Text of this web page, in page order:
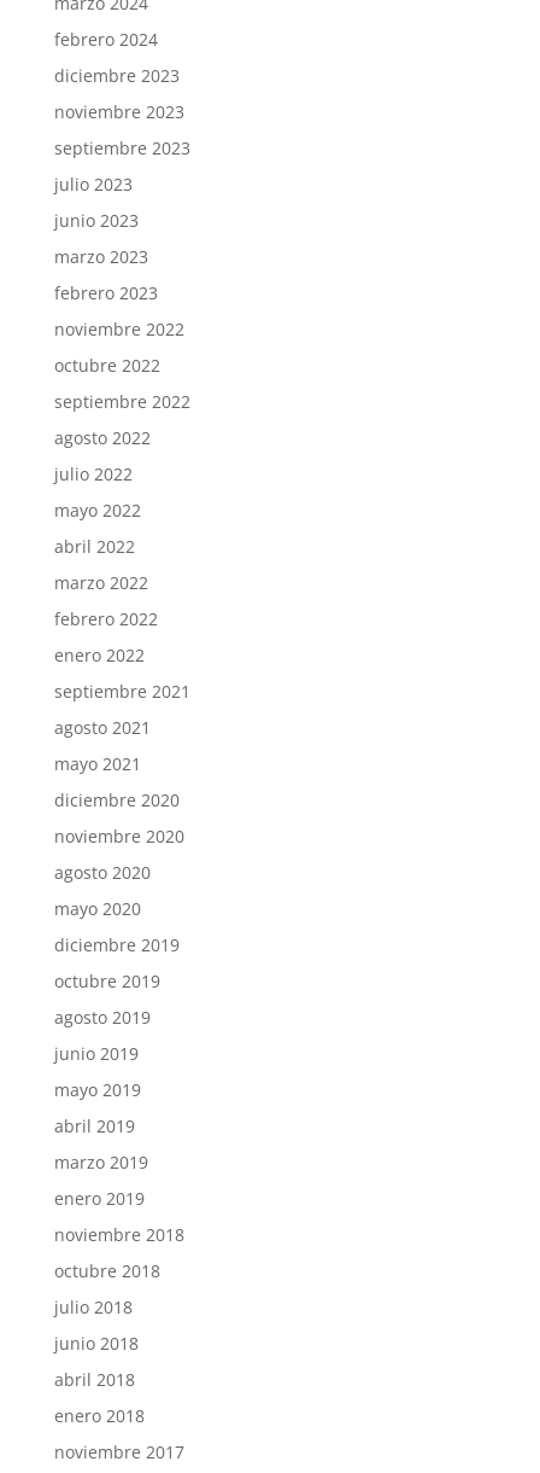
febrero 2024
diciembre 2023
noviembre 2023
septiembre 2023
julio 2023
junio 2023
marzo 2023
febrero 2023
noviembre 2022
octubre 2022
septiembre 2022
agosto 2022
julio 2022
mayo 2022
abril 2022
marzo 2022
febrero 2022
enero 2022
septiembre 2021
agosto 2021
mayo 2021
diciembre 2020
noviembre 2020
agosto 2020
mayo 2020
diciembre 2019
octubre 2019
agosto 2019
junio 2019
mayo 2019
abril 2019
marzo 2019
enero 2019
noviembre 2018
octubre 2018
julio 2018
junio 2018
abril 2018
enero 2018
noviembre 2017